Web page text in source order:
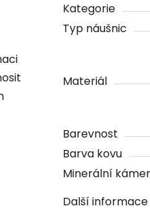
Kategorie
Typ náušnic
Materiál
Barevnost
Barva kovu
Minerální
Další informace